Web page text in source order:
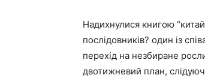
Надихнулися книгою
послідовників? один із
перехід на незбиране
двотижневий план,